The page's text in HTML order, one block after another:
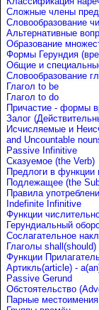
Сложные члены
Словообразование
Альтернативные
Образование
Формы Герундия
Общие и
Словообразование
Глагол to be
Глагол to do
Причастие - формы
Залог
Исчисляемые и
and Uncountable
Passive Infinitive
Сказуемое (the Verb)
Предлоги в функции
Подлежащее (the
Правила
Indefinite Infinitive
Функции
Герундиальный
Сослагательное
Глаголы
Функции
Артикль(article) -
Passive Gerund
Обстоятельство
Парные местоимения